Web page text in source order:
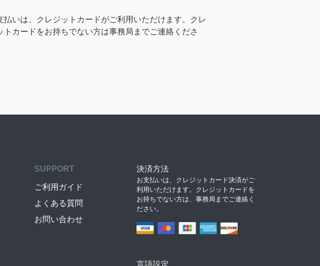
払いは、クレジットカードがご利用いただけます。クレ
トカードをお持ちでない方は事務局までご連絡くださ
SUPPORT
ご利用ガイド
よくある質問
お問い合わせ
決済方法
お支払いは、クレジットカード決済がご
利用いただけます。クレジットカードを
お持ちでない方は、事務局までご連絡く
ださい。
言語設定